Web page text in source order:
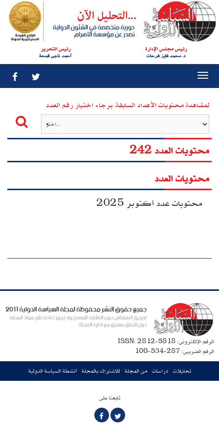
رئيس مجلس الإدارة
د. محمد فايز فرحات
رئيس التحرير
أحمد ناجى قمحة
لمشاهدة محتويات الأعداد السابقة, برجاء اختيار رقم العدد
محتويات العدد 242
محتويات العدد
محتويات عدد أكتوبر 2025
الرقم الإلكترونى: ISSN: 2812-5818
الرقم الضريبى: 287-534-100
تحليلات دراسات من المجلة للاشتراك بالمجلة أنشطة السياسة الدولية
تابعنا على